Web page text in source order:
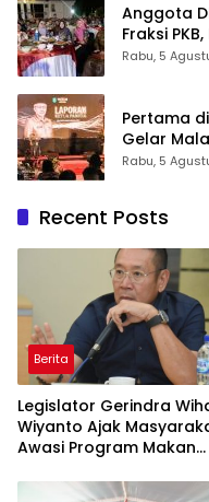
Anggota
Fraksi
Beri
Rabu, 5
Pertama
Gelar
2026:
Rabu, 5
Recent Posts
Berita
Legislator Gerindra
Wiyanto Ajak
Awasi Program Makan
Sasaran